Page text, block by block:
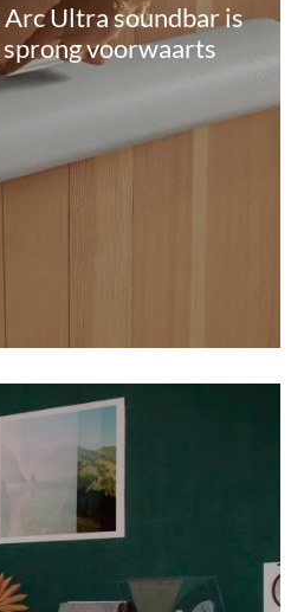
Ultra soundbar is
voorwaarts